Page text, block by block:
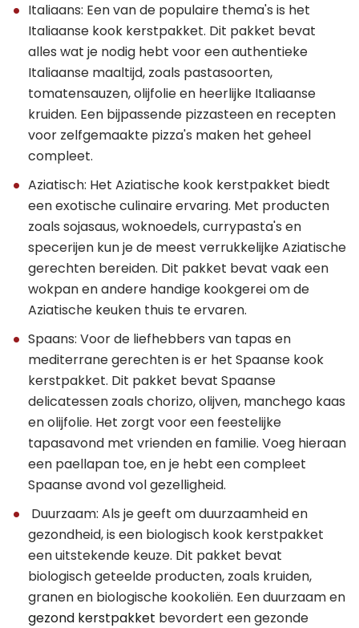
Italiaans: Een van de populaire thema's is het
Italiaanse kook kerstpakket. Dit pakket bevat
alles wat je nodig hebt voor een authentieke
Italiaanse maaltijd, zoals pastasoorten,
tomatensauzen, olijfolie en heerlijke Italiaanse
kruiden. Een bijpassende pizzasteen en recepten
voor zelfgemaakte pizza's maken het geheel
compleet.
Aziatisch: Het Aziatische kook kerstpakket biedt
een exotische culinaire ervaring. Met producten
zoals sojasaus, woknoedels, currypasta's en
specerijen kun je de meest verrukkelijke Aziatische
gerechten bereiden. Dit pakket bevat vaak een
wokpan en andere handige kookgerei om de
Aziatische keuken thuis te ervaren.
Spaans: Voor de liefhebbers van tapas en
mediterrane gerechten is er het Spaanse kook
kerstpakket. Dit pakket bevat Spaanse
delicatessen zoals chorizo, olijven, manchego kaas
en olijfolie. Het zorgt voor een feestelijke
tapasavond met vrienden en familie. Voeg hieraan
een paellapan toe, en je hebt een compleet
Spaanse avond vol gezelligheid.
Duurzaam: Als je geeft om duurzaamheid en
gezondheid, is een biologisch kook kerstpakket
een uitstekende keuze. Dit pakket bevat
biologisch geteelde producten, zoals kruiden,
granen en biologische kookoliën. Een duurzaam en
gezond kerstpakket bevordert een gezonde